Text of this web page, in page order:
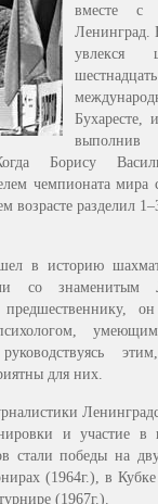
вместе с
Ленинград.
Бухаресте,
Борису
чемпионата мира
возрасте разделил
в историю
со знаменитым
умеющим
для них.
и участие в
стали победы на
(1964г.), в Кубке
(1967г.).